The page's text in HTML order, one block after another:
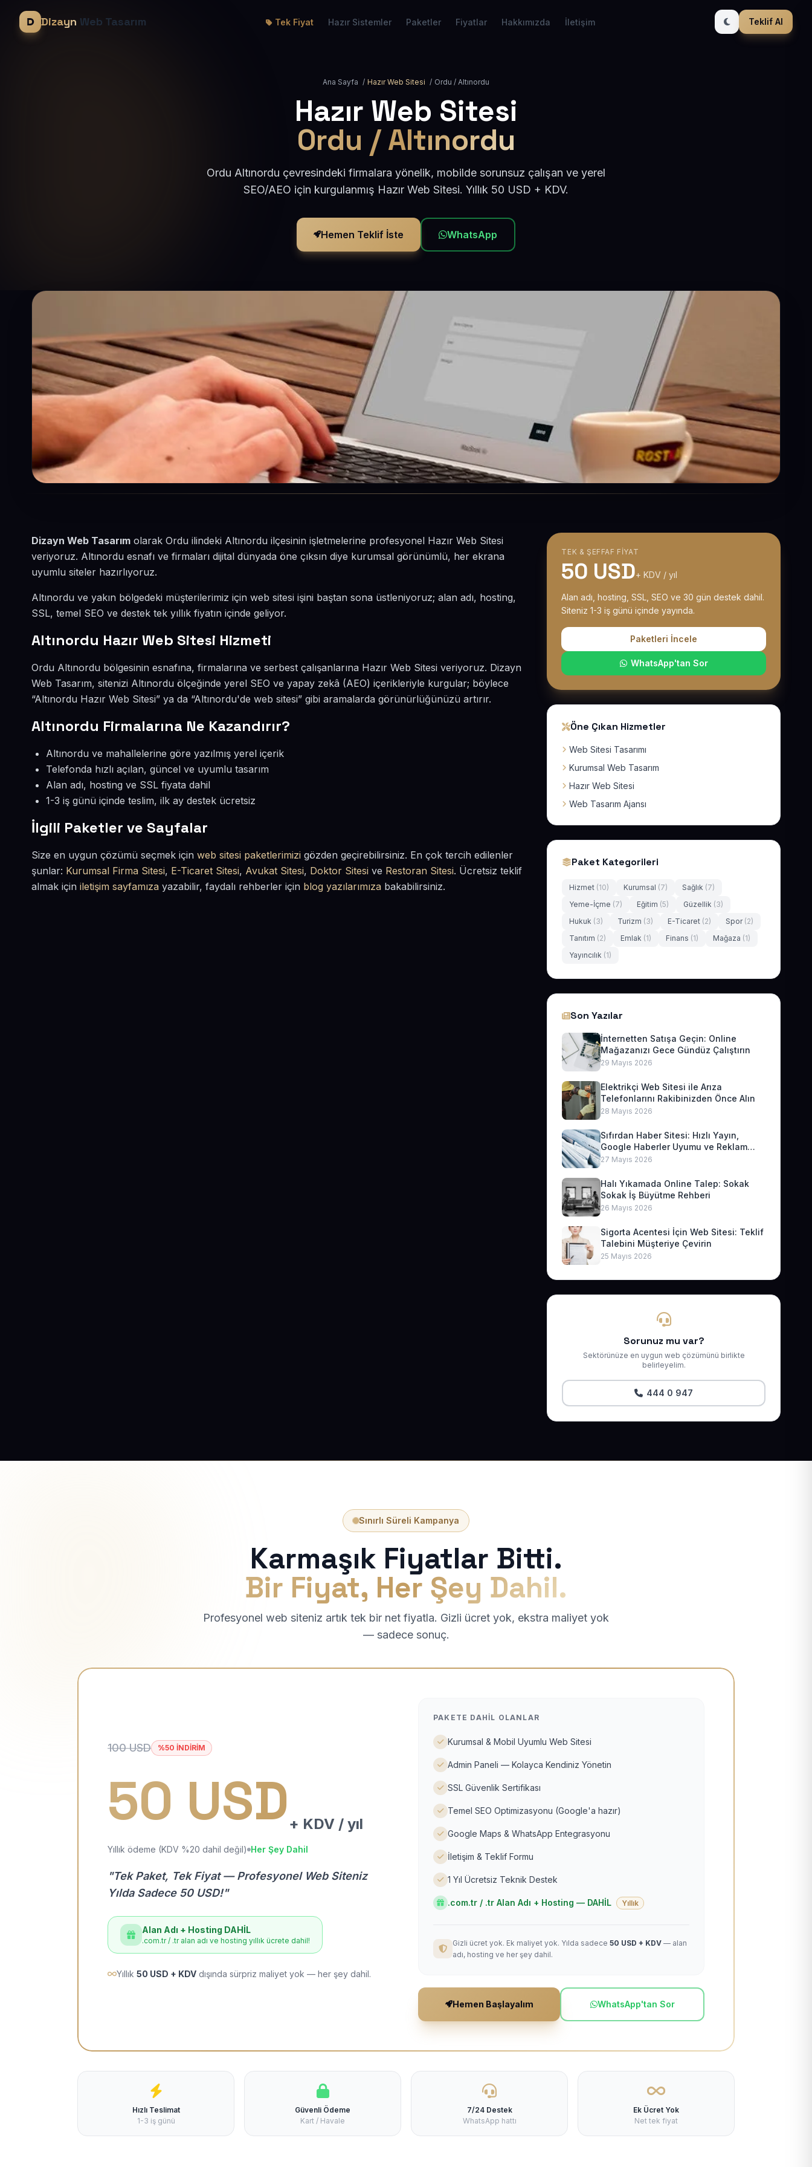
Dizayn Web Tasarım Tek Fiyat Hazır Sistemler Paketler Fiyatlar Hakkımızda İletişim Teklif Al
Ana Sayfa / Hazır Web Sitesi / Ordu / Altınordu
Hazır Web Sitesi
Ordu / Altınordu
Ordu Altınordu çevresindeki firmalara yönelik, mobilde sorunsuz çalışan ve yerel
SEO/AEO için kurgulanmış Hazır Web Sitesi. Yıllık 50 USD + KDV.
Hemen Teklif İste WhatsApp
Dizayn Web Tasarım olarak Ordu ilindeki Altınordu ilçesinin işletmelerine profesyonel Hazır Web Sitesi
veriyoruz. Altınordu esnafı ve firmaları dijital dünyada öne çıksın diye kurumsal görünümlü, her ekrana
uyumlu siteler hazırlıyoruz.
Altınordu ve yakın bölgedeki müşterilerimiz için web sitesi işini baştan sona üstleniyoruz; alan adı, hosting,
SSL, temel SEO ve destek tek yıllık fiyatın içinde geliyor.
Altınordu Hazır Web Sitesi Hizmeti
Ordu Altınordu bölgesinin esnafına, firmalarına ve serbest çalışanlarına Hazır Web Sitesi veriyoruz. Dizayn
Web Tasarım, sitenizi Altınordu ölçeğinde yerel SEO ve yapay zekâ (AEO) içerikleriyle kurgular; böylece
“Altınordu Hazır Web Sitesi” ya da “Altınordu'de web sitesi” gibi aramalarda görünürlüğünüzü artırır.
Altınordu Firmalarına Ne Kazandırır?
Altınordu ve mahallelerine göre yazılmış yerel içerik
Telefonda hızlı açılan, güncel ve uyumlu tasarım
Alan adı, hosting ve SSL fiyata dahil
1-3 iş günü içinde teslim, ilk ay destek ücretsiz
İlgili Paketler ve Sayfalar
Size en uygun çözümü seçmek için web sitesi paketlerimizi gözden geçirebilirsiniz. En çok tercih edilenler
şunlar: Kurumsal Firma Sitesi, E-Ticaret Sitesi, Avukat Sitesi, Doktor Sitesi ve Restoran Sitesi. Ücretsiz teklif
almak için iletişim sayfamıza yazabilir, faydalı rehberler için blog yazılarımıza bakabilirsiniz.
TEK & ŞEFFAF FIYAT
50 USD+ KDV / yıl
Alan adı, hosting, SSL, SEO ve 30 gün destek dahil.
Siteniz 1-3 iş günü içinde yayında.
Paketleri İncele
WhatsApp'tan Sor
Öne Çıkan Hizmetler
Web Sitesi Tasarımı
Kurumsal Web Tasarım
Hazır Web Sitesi
Web Tasarım Ajansı
Paket Kategorileri
Hizmet (10) Kurumsal (7) Sağlık (7)
Yeme-İçme (7) Eğitim (5) Güzellik (3)
Hukuk (3) Turizm (3) E-Ticaret (2) Spor (2)
Tanıtım (2) Emlak (1) Finans (1) Mağaza (1)
Yayıncılık (1)
Son Yazılar
İnternetten Satışa Geçin: Online
Mağazanızı Gece Gündüz Çalıştırın
29 Mayıs 2026
Elektrikçi Web Sitesi ile Arıza
Telefonlarını Rakibinizden Önce Alın
28 Mayıs 2026
Sıfırdan Haber Sitesi: Hızlı Yayın,
Google Haberler Uyumu ve Reklam
Geliri
27 Mayıs 2026
Halı Yıkamada Online Talep: Sokak
Sokak İş Büyütme Rehberi
26 Mayıs 2026
Sigorta Acentesi İçin Web Sitesi: Teklif
Talebini Müşteriye Çevirin
25 Mayıs 2026
Sorunuz mu var?
Sektörünüze en uygun web çözümünü birlikte
belirleyelim.
444 0 947
Sınırlı Süreli Kampanya
Karmaşık Fiyatlar Bitti.
Bir Fiyat, Her Şey Dahil.
Profesyonel web siteniz artık tek bir net fiyatla. Gizli ücret yok, ekstra maliyet yok
— sadece sonuç.
100 USD %50 İNDİRİM
50 USD + KDV / yıl
Yıllık ödeme (KDV %20 dahil değil) Her Şey Dahil
"Tek Paket, Tek Fiyat — Profesyonel Web Siteniz
Yılda Sadece 50 USD!"
Alan Adı + Hosting DAHİL
.com.tr / .tr alan adı ve hosting yıllık ücrete dahil!
Yıllık 50 USD + KDV dışında sürpriz maliyet yok — her şey dahil.
PAKETE DAHIL OLANLAR
Kurumsal & Mobil Uyumlu Web Sitesi
Admin Paneli — Kolayca Kendiniz Yönetin
SSL Güvenlik Sertifikası
Temel SEO Optimizasyonu (Google'a hazır)
Google Maps & WhatsApp Entegrasyonu
İletişim & Teklif Formu
1 Yıl Ücretsiz Teknik Destek
.com.tr / .tr Alan Adı + Hosting — DAHİL Yıllık
Gizli ücret yok. Ek maliyet yok. Yılda sadece 50 USD + KDV — alan
adı, hosting ve her şey dahil.
Hemen Başlayalım WhatsApp'tan Sor
Hızlı Teslimat
1-3 iş günü
Güvenli Ödeme
Kart / Havale
7/24 Destek
WhatsApp hattı
Ek Ücret Yok
Net tek fiyat